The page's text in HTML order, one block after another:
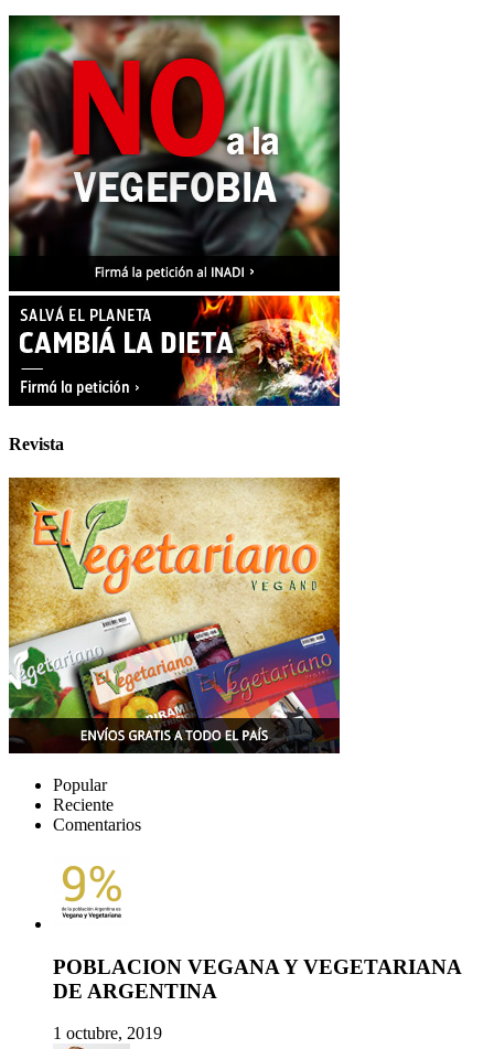
Revista
Popular
Reciente
Comentarios
POBLACION VEGANA Y VEGETARIANA
DE ARGENTINA
1 octubre, 2019